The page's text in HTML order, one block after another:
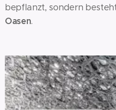
bepflanzt, sondern
Oasen.